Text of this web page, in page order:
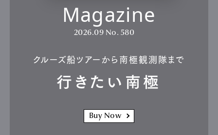
Magazine
2026.09 No. 580
クルーズ船ツアーから南極観測隊まで
行きたい南極
Buy Now